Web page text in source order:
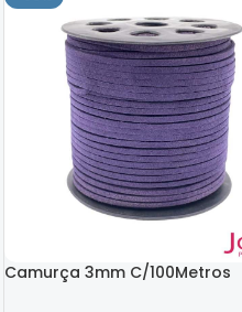
Camurça 3mm C/100Metros